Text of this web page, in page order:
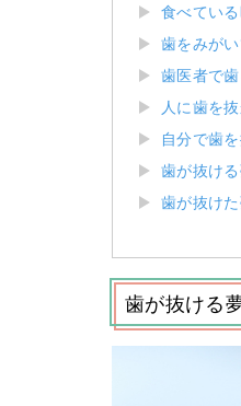
食べてい
歯をみが
歯医者で
人に歯を
自分で歯
歯が抜け
歯が抜け
歯が抜ける